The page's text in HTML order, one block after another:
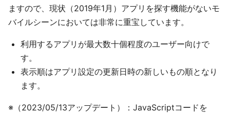
ますので、現状（2019年1月）アプリを探す機能がないモ
バイルシーンにおいては非常に重宝しています。
利用するアプリが最大数十個程度のユーザー向けで
す。
表示順はアプリ設定の更新日時の新しいもの順となり
ます。
※（2023/05/13アップデート）：JavaScriptコードを